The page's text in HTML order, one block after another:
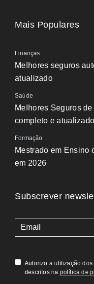
Mais Populares
Finanças
Melhores seguros
atualizado
Saúde
Melhores Seguros
completo e atualizado
Formação
Mestrado em Ensino
em 2026
Subscrever
(Obrigatório)
Autorizo a utilização
descritos na política de